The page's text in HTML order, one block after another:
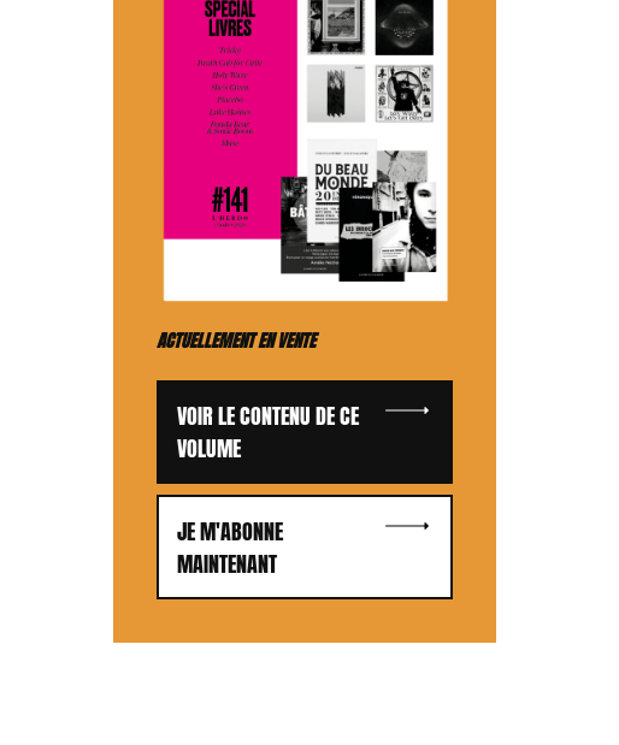
ACTUELLEMENT EN VENTE
VOIR LE CONTENU DE CE
VOLUME
JE M'ABONNE
MAINTENANT